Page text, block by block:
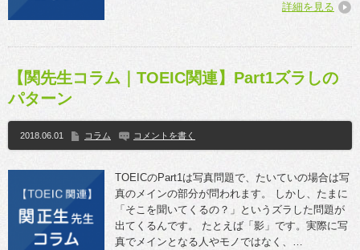
詳細を見る
【関先生コラム｜TOEIC関連】Part1ズラしの
パターン
2018.06.01 コラム コメントを書く
TOEICのPart1は写真問題で、たいていの場合は写
真のメインの部分が問われます。 しかし、たまに
「そこを聞いてくるの？」というズラした問題が
出てくるんです。 たとえば「影」です。実際に写
真でメインとなる人やモノではなく、…